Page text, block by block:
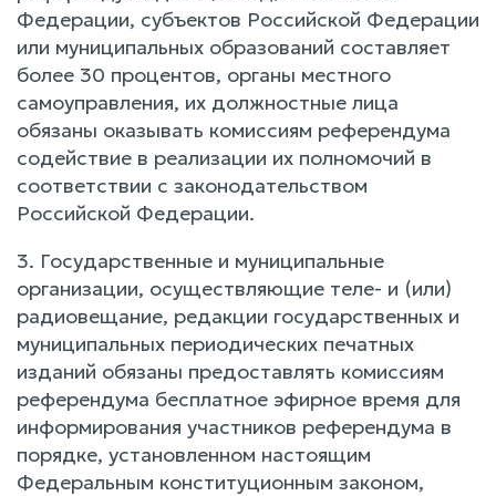
Федерации, субъектов Российской Федерации
или муниципальных образований составляет
более 30 процентов, органы местного
самоуправления, их должностные лица
обязаны оказывать комиссиям референдума
содействие в реализации их полномочий в
соответствии с законодательством
Российской Федерации.
3. Государственные и муниципальные
организации, осуществляющие теле- и (или)
радиовещание, редакции государственных и
муниципальных периодических печатных
изданий обязаны предоставлять комиссиям
референдума бесплатное эфирное время для
информирования участников референдума в
порядке, установленном настоящим
Федеральным конституционным законом,